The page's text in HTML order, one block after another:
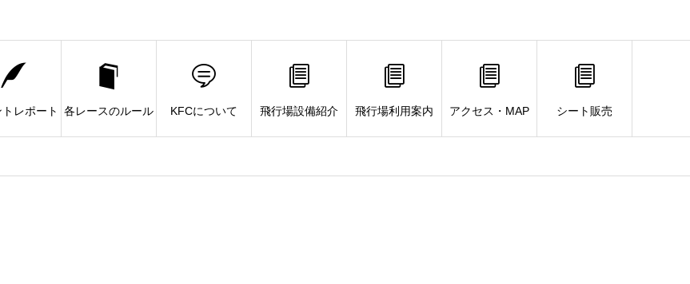
レポート 各レースのルール KFCについて 飛行場設備紹介 飛行場利用案内 アクセス・MAP シート販売